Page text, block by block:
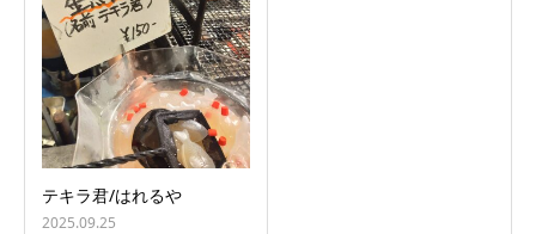
テキラ君/はれるや
2025.09.25